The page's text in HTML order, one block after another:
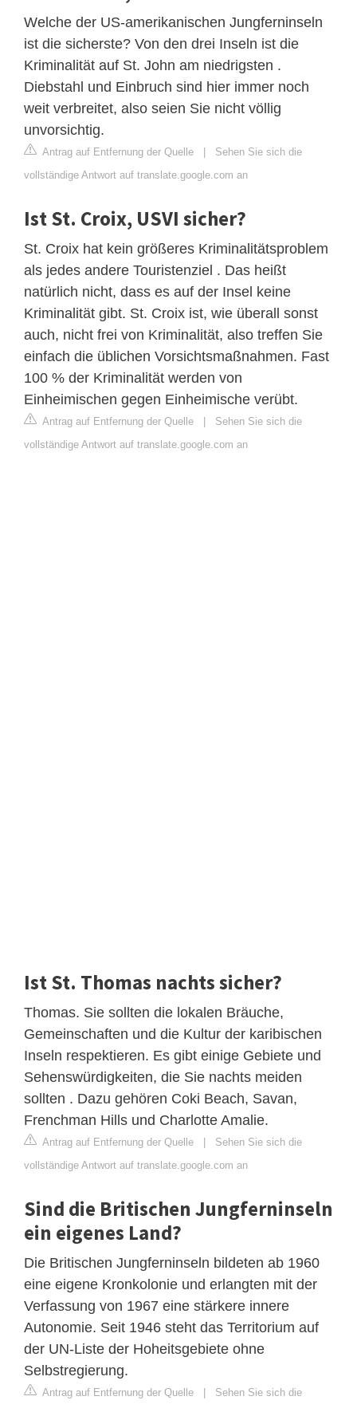
Welche der US-amerikanischen Jungferninseln
ist die sicherste? Von den drei Inseln ist die
Kriminalität auf St. John am niedrigsten .
Diebstahl und Einbruch sind hier immer noch
weit verbreitet, also seien Sie nicht völlig
unvorsichtig.
Antrag auf Entfernung der Quelle | Sehen Sie sich die
vollständige Antwort auf translate.google.com an
Ist St. Croix, USVI sicher?
St. Croix hat kein größeres Kriminalitätsproblem
als jedes andere Touristenziel . Das heißt
natürlich nicht, dass es auf der Insel keine
Kriminalität gibt. St. Croix ist, wie überall sonst
auch, nicht frei von Kriminalität, also treffen Sie
einfach die üblichen Vorsichtsmaßnahmen. Fast
100 % der Kriminalität werden von
Einheimischen gegen Einheimische verübt.
Antrag auf Entfernung der Quelle | Sehen Sie sich die
vollständige Antwort auf translate.google.com an
Ist St. Thomas nachts sicher?
Thomas. Sie sollten die lokalen Bräuche,
Gemeinschaften und die Kultur der karibischen
Inseln respektieren. Es gibt einige Gebiete und
Sehenswürdigkeiten, die Sie nachts meiden
sollten . Dazu gehören Coki Beach, Savan,
Frenchman Hills und Charlotte Amalie.
Antrag auf Entfernung der Quelle | Sehen Sie sich die
vollständige Antwort auf translate.google.com an
Sind die Britischen Jungferninseln
ein eigenes Land?
Die Britischen Jungferninseln bildeten ab 1960
eine eigene Kronkolonie und erlangten mit der
Verfassung von 1967 eine stärkere innere
Autonomie. Seit 1946 steht das Territorium auf
der UN-Liste der Hoheitsgebiete ohne
Selbstregierung.
Antrag auf Entfernung der Quelle | Sehen Sie sich die